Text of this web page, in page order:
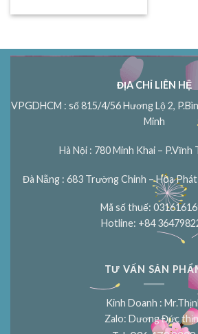
ĐỊA CHỈ LIÊN HỆ
VPGDHCM : số 815/4/56 Hương Lộ 2,
Minh
Hà Nội : 780 Minh Khai – P.Vĩnh
Đà Nẵng : 683 Trường Chinh – Hòa
Mã số thuế:
Hotline: +84
TƯ VẤN SẢN
Kinh Doanh :
Zalo: Dương Đức